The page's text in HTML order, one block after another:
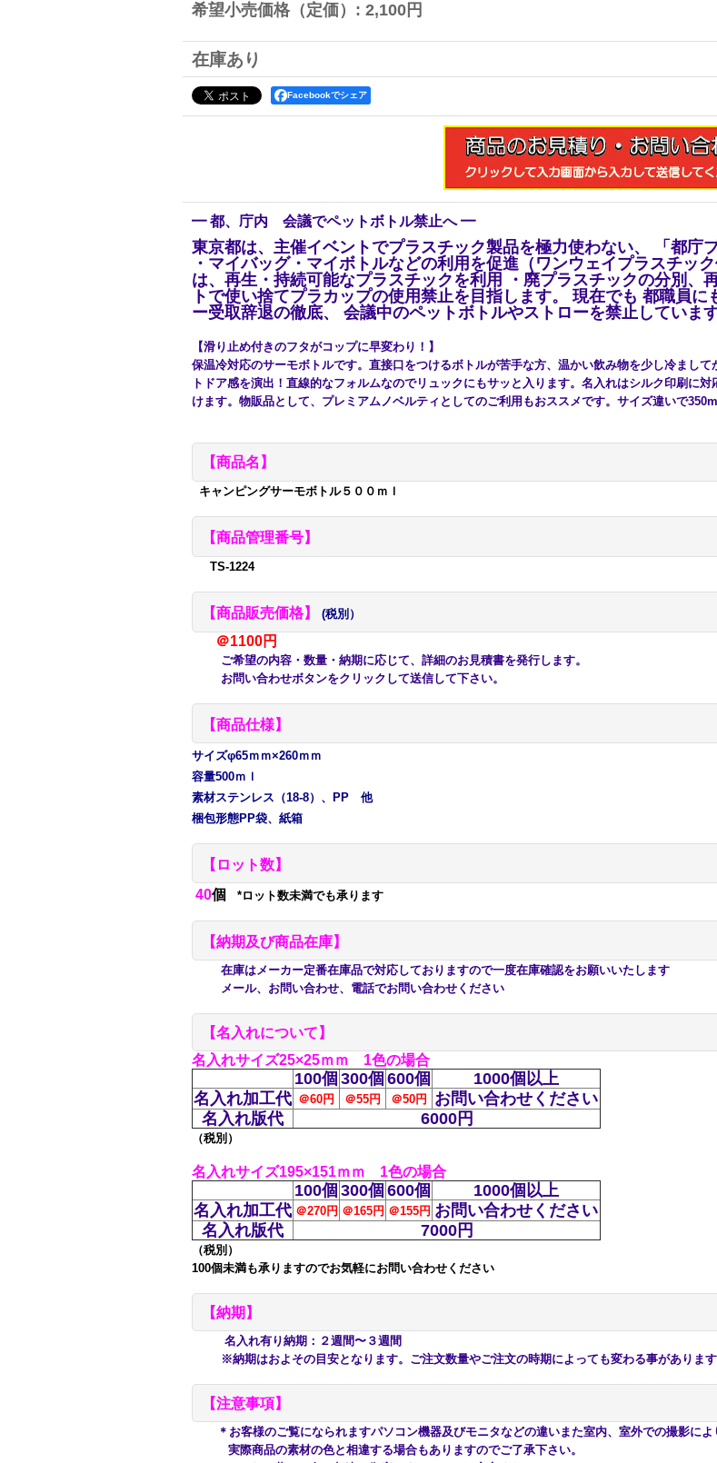
希望小売価格（定価） : 2,100円
在庫あり
Facebookでシェア
━ 都、庁内 会議でペットボトル禁止へ━
東京都は、主催イベントでプラスチック製品を極力使わない、 「都庁
・マイバッグ・マイボトルなどの利用を促進（ワンウェイプラスチッ
は、再生・持続可能なプラスチックを利用 ・廃プラスチックの分別、
トで使い捨てプラカップの使用禁止を目指します。 現在でも 都職員
ー受取辞退の徹底、 会議中のペットボトルやストローを禁止していま
【滑り止め付きのフタがコップに早変わり！】
保温冷対応のサーモボトルです。直接口をつけるボトルが苦手な方、温かい飲み物を少し冷まし
トドア感を演出！直線的なフォルムなのでリュックにもサッと入ります。名入れはシルク印刷に
けます。物販品として、プレミアムノベルティとしてのご利用もおススメです。サイズ違いで
【商品名】
キャンピングサーモボトル５００ｍｌ
【商品管理番号】
TS-1224
【商品販売価格】 (税別）
＠1100円
ご希望の内容・数量・納期に応じて、詳細のお見積書を発行します。
お問い合わせボタンをクリックして送信して下さい。
【商品仕様】
サイズφ65ｍｍ×260ｍｍ
容量500ｍｌ
素材ステンレス（18-8）、PP 他
梱包形態PP袋、紙箱
【ロット数】
40個 *ロット数未満でも承ります
【納期及び商品在庫】
在庫はメーカー定番在庫品で対応しておりますので一度在庫確認をお願いいたします
メール、お問い合わせ、電話でお問い合わせください
【名入れについて】
名入れサイズ25×25ｍｍ 1色の場合
100個 300個 600個
1000個以上
名入れ加工代 ＠60円 ＠55円 ＠50円
お問い合わせください
名入れ版代
6000円
（税別）
名入れサイズ195×151ｍｍ 1色の場合
100個 300個 600個
1000個以上
名入れ加工代 ＠270円 ＠165円 ＠155円 お問い合わせください
名入れ版代
7000円
（税別）
100個未満も承りますのでお気軽にお問い合わせください
【納期】
名入れ有り納期：２週間〜３週間
※納期はおよその目安となります。ご注文数量やご注文の時期によっても変わる事があります
【注意事項】
＊お客様のご覧になられますパソコン機器及びモニタなどの違いまた室内、室外での撮影によ
実際商品の素材の色と相違する場合もありますのでご了承下さい。